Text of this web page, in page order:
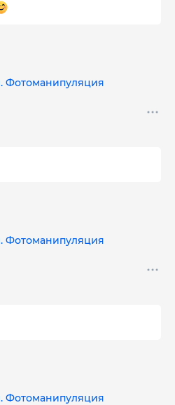
Фотоманипуляция
Фотоманипуляция
Фотоманипуляция